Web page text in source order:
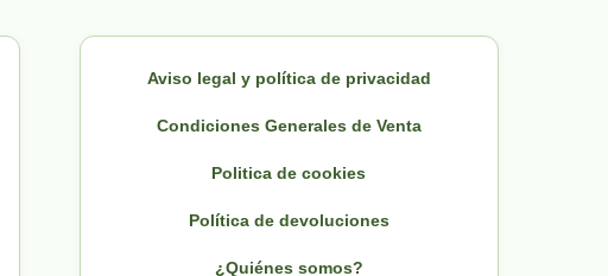
Aviso legal y política de privacidad
Condiciones Generales de Venta
Politica de cookies
Política de devoluciones
¿Quiénes somos?